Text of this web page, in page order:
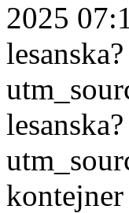
2025
lesanska?
lesanska?